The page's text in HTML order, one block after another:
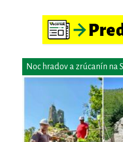
Noc hradov a zrúcanín na